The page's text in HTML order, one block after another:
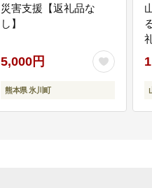
災害支援【返礼品な
し】
5,000円
熊本県 氷川町